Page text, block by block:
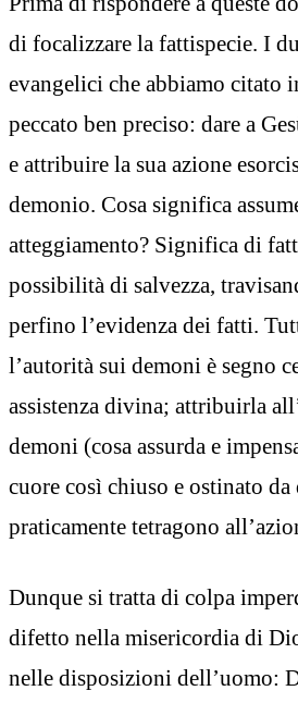
di focalizzare la fattispecie. I
evangelici che abbiamo citato
peccato ben preciso: dare a
e attribuire la sua azione
demonio. Cosa significa
atteggiamento? Significa di
possibilità di salvezza,
perfino l’evidenza dei fatti.
l’autorità sui demoni è segno
assistenza divina; attribuirla
demoni (cosa assurda e
cuore così chiuso e ostinato
praticamente tetragono
Dunque si tratta di colpa
difetto nella misericordia di
nelle disposizioni dell’uomo: